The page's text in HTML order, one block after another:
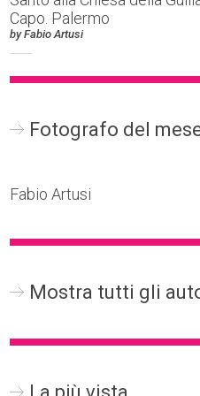
Capo. Palermo
by Fabio Artusi
Fotografo del
Fabio Artusi
Mostra tutti gli